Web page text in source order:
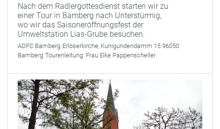
Nach dem Radlergottesdienst starten wir zu
einer Tour in Bamberg nach Unterstürmig,
wo wir das Saisoneröffnungsfest der
Umweltstation Lias-Grube besuchen.
ADFC Bamberg Erlöserkirche, Kunigundendamm 15 96050
Bamberg Tourenleitung: Frau Elke Pappenscheller